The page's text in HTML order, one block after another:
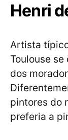
Henri
Artista
Toulouse
dos
pintores do
preferia a